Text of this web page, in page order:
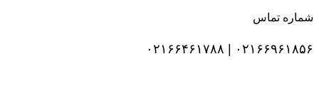
شماره تماس
۰۲۱۶۶۹۶۱۸۵۶ | ۰۲۱۶۶۴۶۱۷۸۸